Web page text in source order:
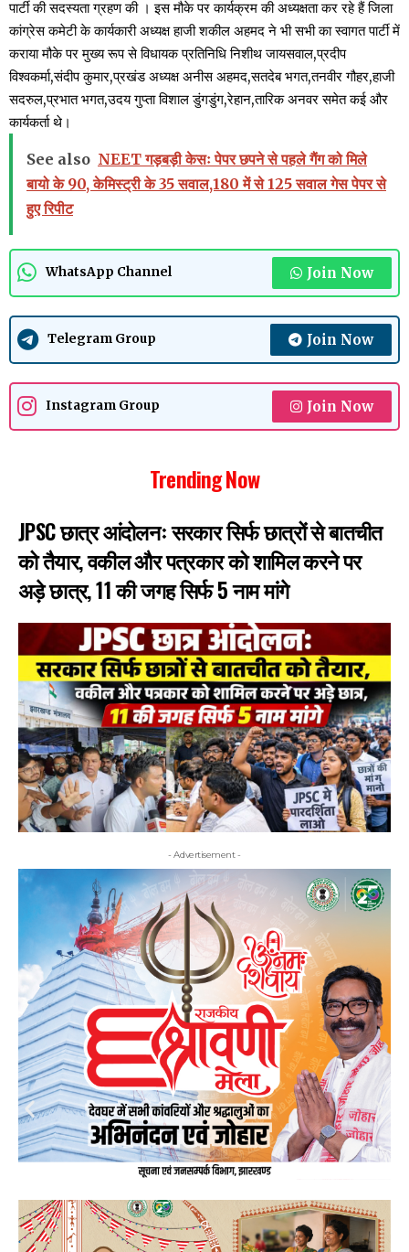
पार्टी की सदस्यता ग्रहण की । इस मौके पर कार्यक्रम की अध्यक्षता कर रहे हैं जिला
कांग्रेस कमेटी के कार्यकारी अध्यक्ष हाजी शकील अहमद ने भी सभी का स्वागत पार्टी में
कराया मौके पर मुख्य रूप से विधायक प्रतिनिधि निशीथ जायसवाल,प्रदीप
विश्वकर्मा,संदीप कुमार,प्रखंड अध्यक्ष अनीस अहमद,सतदेब भगत,तनवीर गौहर,हाजी
सदरुल,प्रभात भगत,उदय गुप्ता विशाल डुंगडुंग,रेहान,तारिक अनवर समेत कई और
कार्यकर्ता थे।
See also NEET गड़बड़ी केसः पेपर छपने से पहले गैंग को मिले
बायो के 90, केमिस्ट्री के 35 सवाल,180 में से 125 सवाल गेस पेपर से
हुए रिपीट
WhatsApp Channel Join Now
Telegram Group Join Now
Instagram Group Join Now
Trending Now
JPSC छात्र आंदोलनः सरकार सिर्फ छात्रों से बातचीत
को तैयार, वकील और पत्रकार को शामिल करने पर
अड़े छात्र, 11 की जगह सिर्फ 5 नाम मांगे
- Advertisement -